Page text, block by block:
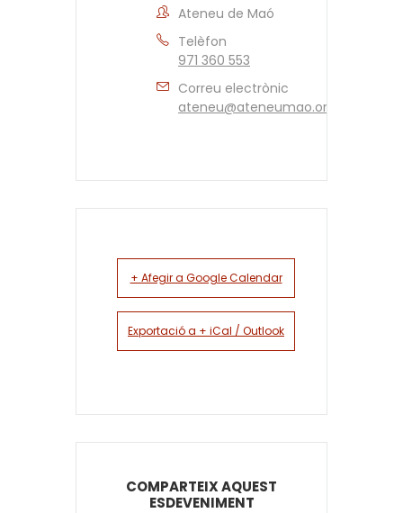
Ateneu de Maó
Telèfon
971 360 553
Correu electrònic
ateneu@ateneumao.org
+ Afegir a Google Calendar
Exportació a + iCal / Outlook
COMPARTEIX AQUEST
ESDEVENIMENT